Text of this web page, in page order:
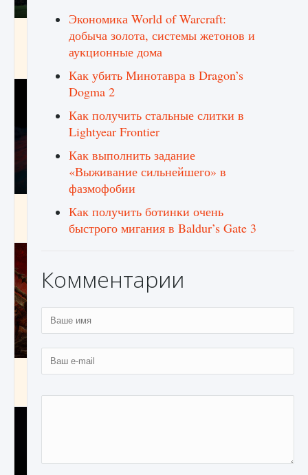
Как исправить ошибку EA FC 25 beta,
которая не работает
Как создавать предметы в Creatures of Ava
9 августа 2024 1 266 0 0
Как найти Гробницу Изгоев в Diablo 4
Экономика World of Warcraft:
добыча золота, системы жетонов и
аукционные дома
Как убить Минотавра в Dragon’s
Dogma 2
Как получить стальные слитки в
Lightyear Frontier
Как выполнить задание
«Выживание сильнейшего» в
фазмофобии
Как получить ботинки очень
быстрого мигания в Baldur’s Gate 3
Комментарии